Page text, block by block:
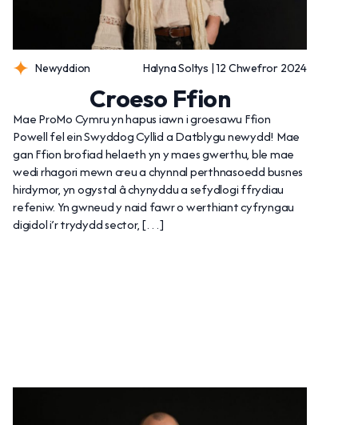
Newyddion Halyna Soltys | 12 Chwefror 2024
Croeso Ffion
Mae ProMo Cymru yn hapus iawn i groesawu Ffion
Powell fel ein Swyddog Cyllid a Datblygu newydd! Mae
gan Ffion brofiad helaeth yn y maes gwerthu, ble mae
wedi rhagori mewn creu a chynnal perthnasoedd busnes
hirdymor, yn ogystal â chynyddu a sefydlogi ffrydiau
refeniw. Yn gwneud y naid fawr o werthiant cyfryngau
digidol i’r trydydd sector, […]